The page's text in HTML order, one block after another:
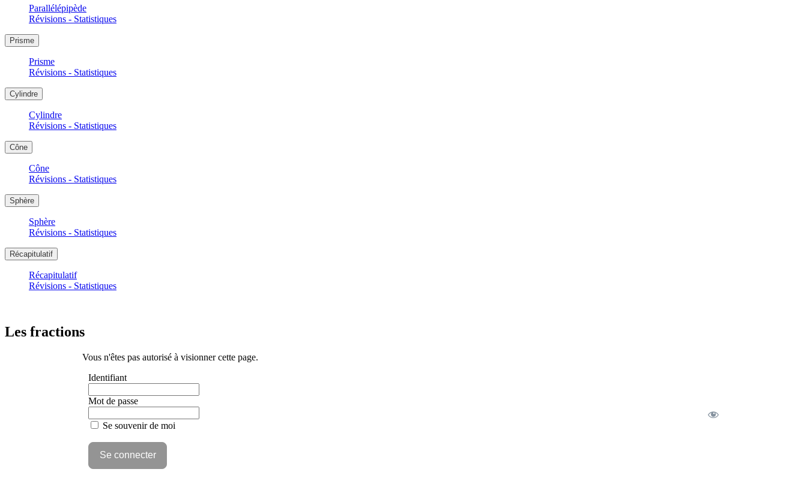
Parallélépipède
Révisions - Statistiques
Prisme
Prisme
Révisions - Statistiques
Cylindre
Cylindre
Révisions - Statistiques
Cône
Cône
Révisions - Statistiques
Sphère
Sphère
Révisions - Statistiques
Récapitulatif
Récapitulatif
Révisions - Statistiques
Les fractions
Vous n'êtes pas autorisé à visionner cette page.
Identifiant
Mot de passe
Se souvenir de moi